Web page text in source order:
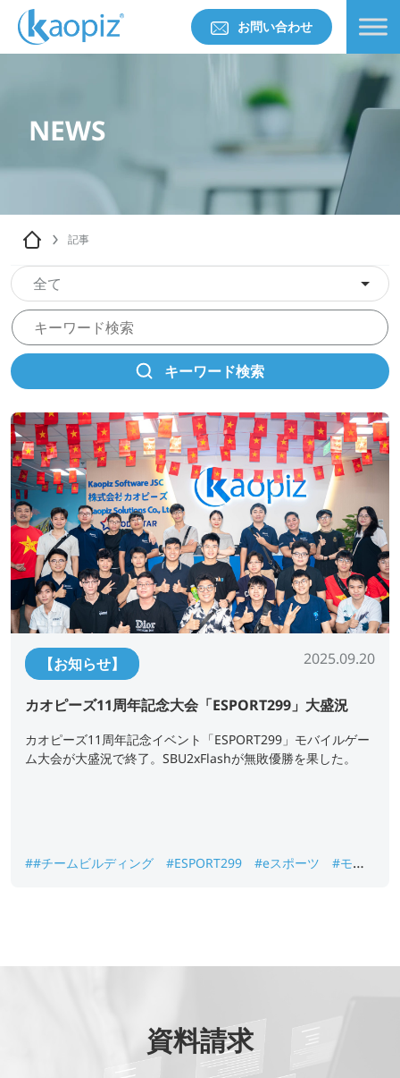
お問い合わせ
NEWS
記事
全て
キーワード検索
【お知らせ】 2025.09.20
カオピーズ11周年記念大会「ESPORT299」大盛況
カオピーズ11周年記念イベント「ESPORT299」モバイルゲー
ム大会が大盛況で終了。SBU2xFlashが無敗優勝を果した。
##チームビルディング #ESPORT299 #eスポーツ
#モバ
資料請求